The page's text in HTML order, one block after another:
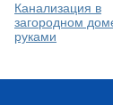
Канализация в
загородном
руками